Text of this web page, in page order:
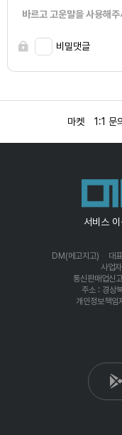
바르고 고운말을 사용해주
비밀댓글
마켓 1:1 문
서비스
DM(메고지고) 대
사업
통신판매업
주소 : 경상
개인정보책